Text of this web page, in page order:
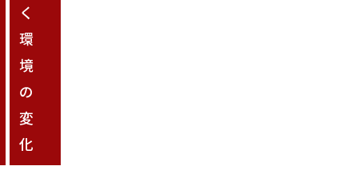
く
環
境
の
変
化